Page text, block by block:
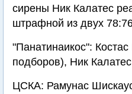
сирены Ник Калатес
штрафной из двух
"Панатинаикос":
подборов), Ник
ЦСКА: Рамунас